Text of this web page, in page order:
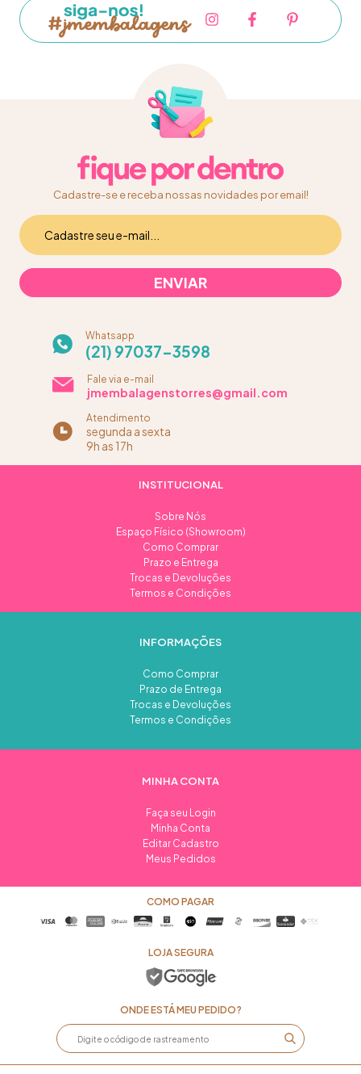
Cadastre-se e receba nossas novidades por email!
Whatsapp
(21) 97037-3598
Fale via e-mail
jmembalagenstorres@gmail.com
Atendimento
segunda a sexta
9h as 17h
INSTITUCIONAL
Sobre Nós
Espaço Físico (Showroom)
Como Comprar
Prazo e Entrega
Trocas e Devoluções
Termos e Condições
INFORMAÇÕES
Como Comprar
Prazo de Entrega
Trocas e Devoluções
Termos e Condições
MINHA CONTA
Faça seu Login
Minha Conta
Editar Cadastro
Meus Pedidos
COMO PAGAR
LOJA SEGURA
ONDE ESTÁ MEU PEDIDO?